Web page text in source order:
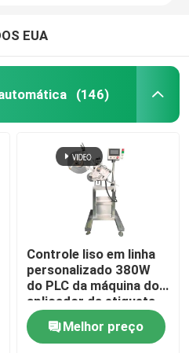
EUA
(146)
Controle liso em linha
personalizado 380W
do PLC da máquina do
aplicador da etiqueta
do écran sensível
Melhor preço